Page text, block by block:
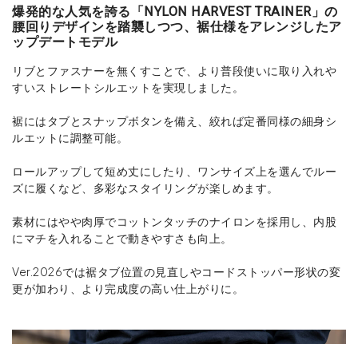
爆発的な人気を誇る「NYLON HARVEST TRAINER」の
腰回りデザインを踏襲しつつ、裾仕様をアレンジしたア
ップデートモデル
リブとファスナーを無くすことで、より普段使いに取り入れや
すいストレートシルエットを実現しました。
裾にはタブとスナップボタンを備え、絞れば定番同様の細身シ
ルエットに調整可能。
ロールアップして短め丈にしたり、ワンサイズ上を選んでルー
ズに履くなど、多彩なスタイリングが楽しめます。
素材にはやや肉厚でコットンタッチのナイロンを採用し、内股
にマチを入れることで動きやすさも向上。
Ver.2026では裾タブ位置の見直しやコードストッパー形状の変
更が加わり、より完成度の高い仕上がりに。